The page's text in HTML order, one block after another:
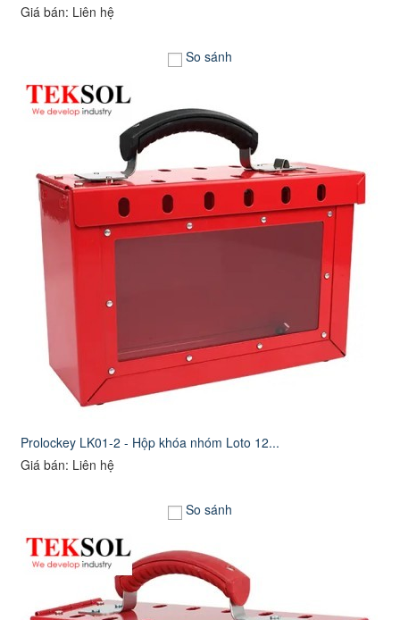
Giá bán: Liên hệ
So sánh
Prolockey LK01-2 - Hộp khóa nhóm Loto 12...
Giá bán: Liên hệ
So sánh